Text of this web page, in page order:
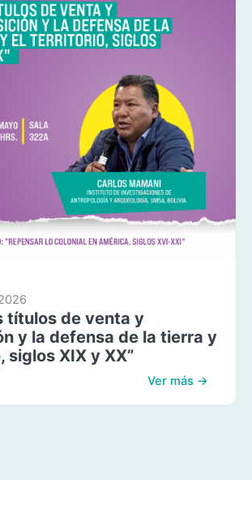
títulos de venta y
y la defensa de la tierra y
XIX y XX”
Ver más →